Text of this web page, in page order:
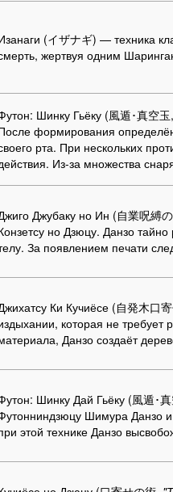
(イザナギ) — техника
жертвуя одним
Шинку Гьёку (風遁･真空玉,
формирования
рта. При нескольких
Из-за множества
Джубаку но Ин (自業呪縛
но Дзюцу. Данзо
За появлением печати
Ки Кучиёсе (自発木口
которая не требует
Данзо создаёт
Шинку Дай Гьёку (風遁･
Шимура Данзо и
этой технике Данзо